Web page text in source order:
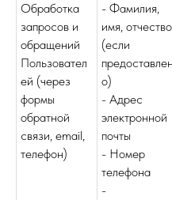
Обработка
запросов и
обращений
Пользовател
ей (через
формы
обратной
связи, email,
телефон)
- Фамилия,
имя, отчество
(если
предоставлен
о)
- Адрес
электронной
почты
- Номер
телефона
-